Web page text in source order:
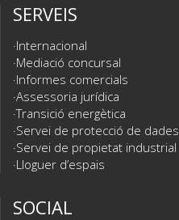
SERVEIS
Internacional
Mediació concursal
Informes comercials
Assessoria jurídica
Transició energètica
Servei de protecció de dades
Servei de propietat industrial
Lloguer d’espais
SOCIAL